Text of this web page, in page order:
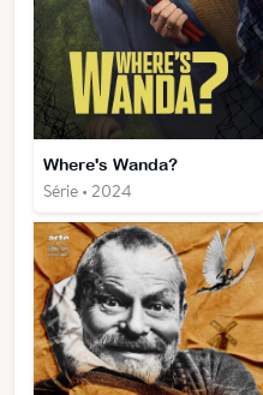
Where's Wanda?
Série • 2024